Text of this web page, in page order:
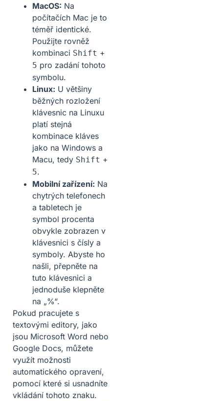
MacOS: Na
počítačích Mac je to
téměř identické.
Použijte rovněž
kombinaci Shift +
5 pro zadání tohoto
symbolu.
Linux: U většiny
běžných rozložení
klávesnic na Linuxu
platí stejná
kombinace kláves
jako na Windows a
Macu, tedy Shift +
5.
Mobilní zařízení: Na
chytrých telefonech
a tabletech je
symbol procenta
obvykle zobrazen v
klávesnici s čísly a
symboly. Abyste ho
našli, přepněte na
tuto klávesnici a
jednoduše klepněte
na „%“.
Pokud pracujete s
textovými editory, jako
jsou Microsoft Word nebo
Google Docs, můžete
využít možnosti
automatického opravení,
pomocí které si usnadníte
vkládání tohoto znaku.